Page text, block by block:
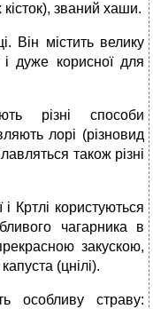
званий хаши.
Він містить велику
і дуже корисної для
різні способи
лорі (різновид
також різні
Кртлі користуються
чагарника в
закускою,
(цнілі).
особливу страву: